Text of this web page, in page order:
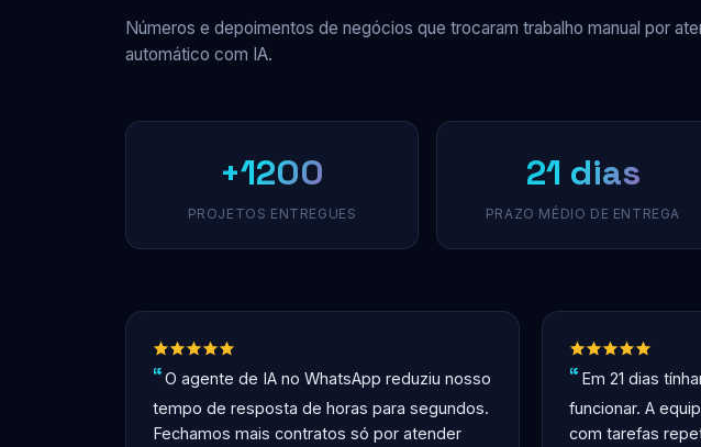
Números e depoimentos de negócios que trocaram trabalho manual por
automático com IA.
+1200
PROJETOS ENTREGUES
21 dias
PRAZO MÉDIO DE ENTREGA
O agente de IA no WhatsApp reduziu nosso
tempo de resposta de horas para segundos.
Fechamos mais contratos só por atender
Em 21 dias
funcionar. A
com tarefas